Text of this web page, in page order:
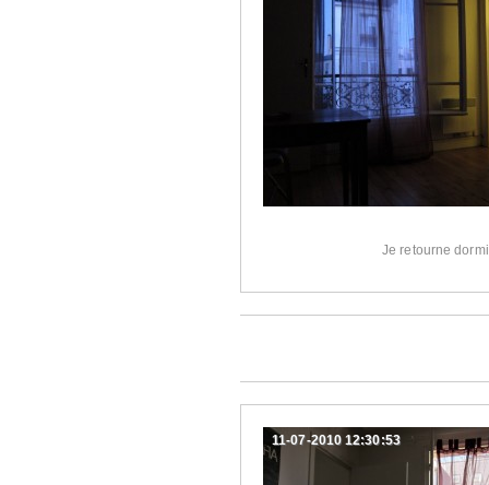
Je retourne
11-07-2010 12:30:53